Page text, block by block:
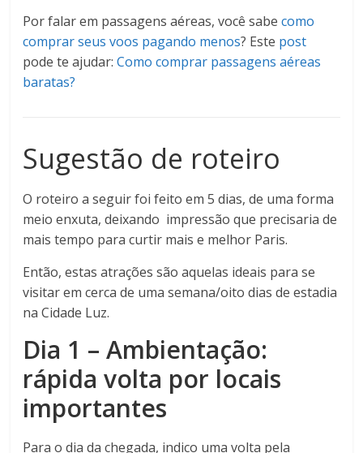
Por falar em passagens aéreas, você sabecomo
comprar seus voos pagando menos? Este post
pode te ajudar:Como comprar passagens aéreas
baratas?
Sugestão de roteiro
O roteiro a seguir foi feito em 5 dias, de uma forma
meio enxuta, deixando impressão que precisaria de
mais tempo para curtir mais e melhor Paris.
Então, estas atrações são aquelas ideais para se
visitar em cerca de uma semana/oito dias de estadia
na Cidade Luz.
Dia 1 – Ambientação:
rápida volta por locais
importantes
Para o dia da chegada, indico uma volta pela